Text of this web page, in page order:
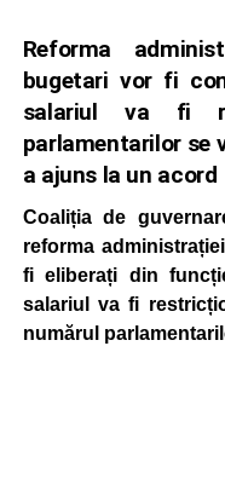
Reforma
bugetari vor fi
salariul va fi
parlamentarilor se
a ajuns la un acord
Coaliția de
reforma
fi eliberați din
salariul va fi
numărul